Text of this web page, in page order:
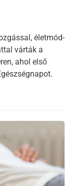
életmód-
várták a
ahol első